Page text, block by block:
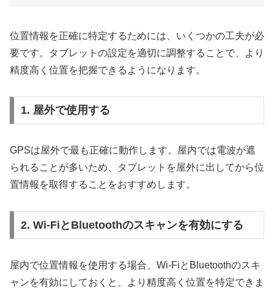
位置情報を正確に特定するためには、いくつかの工夫が必
要です。タブレットの設定を適切に調整することで、より
精度高く位置を把握できるようになります。
1. 屋外で使用する
GPSは屋外で最も正確に動作します。屋内では電波が遮
られることが多いため、タブレットを屋外に出してから位
置情報を取得することをおすすめします。
2. Wi-FiとBluetoothのスキャンを有効にする
屋内で位置情報を使用する場合、Wi-FiとBluetoothのスキ
ャンを有効にしておくと、より精度高く位置を特定できま